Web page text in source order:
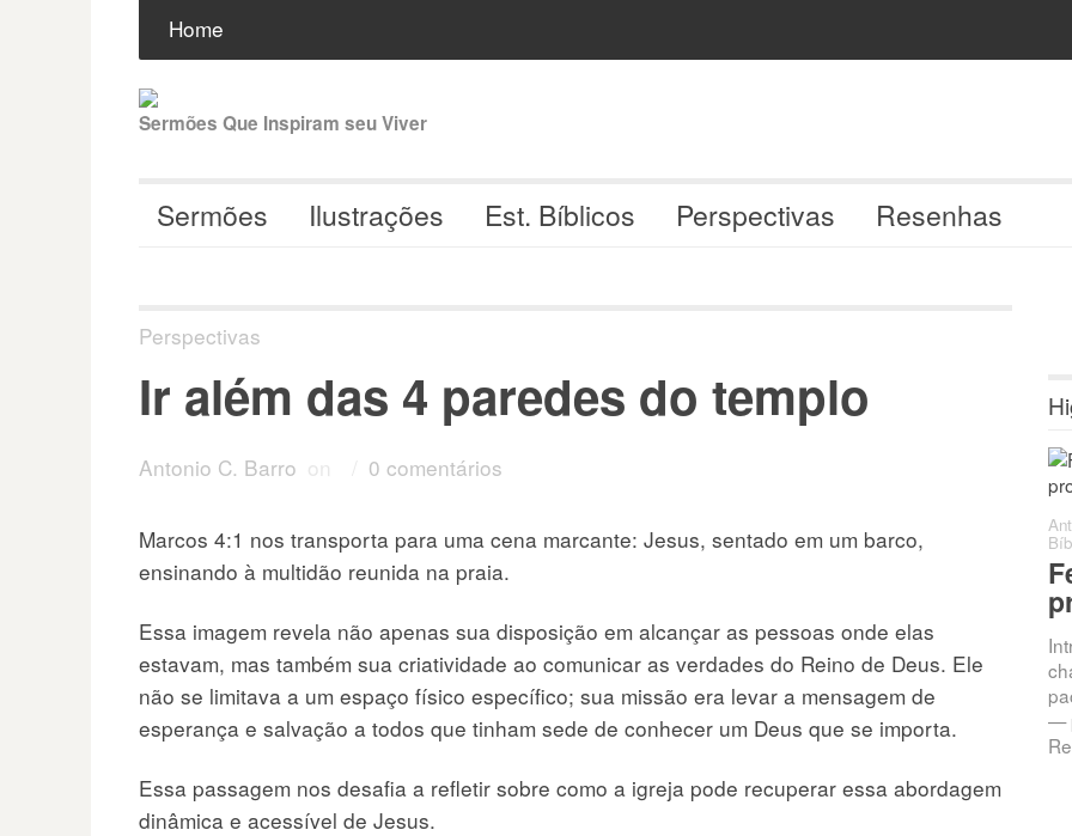
para
conteúdo
Home
Sermões Que Inspiram seu Viver
Sermões Ilustrações Est. Bíblicos Perspectivas Resenhas
Perspectivas
Ir além das 4 paredes do templo
Antonio C. Barro on 0 comentários
Marcos 4:1 nos transporta para uma cena marcante: Jesus, sentado em um barco,
ensinando à multidão reunida na praia.
Essa imagem revela não apenas sua disposição em alcançar as pessoas onde elas
estavam, mas também sua criatividade ao comunicar as verdades do Reino de Deus. Ele
não se limitava a um espaço físico específico; sua missão era levar a mensagem de
esperança e salvação a todos que tinham sede de conhecer um Deus que se importa.
Essa passagem nos desafia a refletir sobre como a igreja pode recuperar essa abordagem
dinâmica e acessível de Jesus.
—